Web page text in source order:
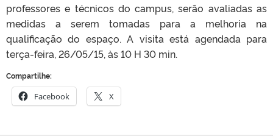
professores e técnicos do campus, serão avaliadas as
medidas a serem tomadas para a melhoria na
qualificação do espaço. A visita está agendada para
terça-feira, 26/05/15, às 10 H 30 min.
Compartilhe:
Facebook X